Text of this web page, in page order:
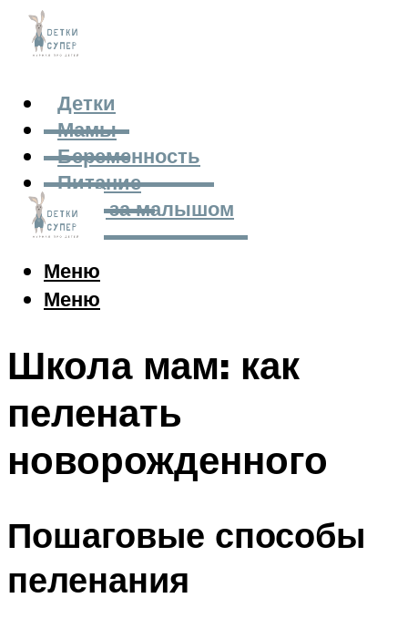
Детки
Мамы
Беременность
Питание
Уход за малышом
Меню
Меню
Школа мам: как
пеленать
новорожденного
Пошаговые способы
пеленания